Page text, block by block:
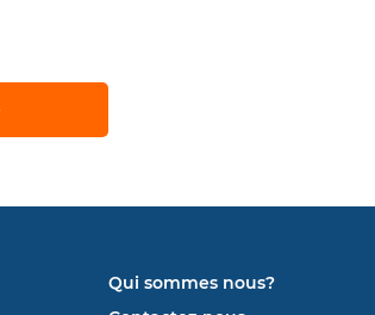
Qui sommes nous?